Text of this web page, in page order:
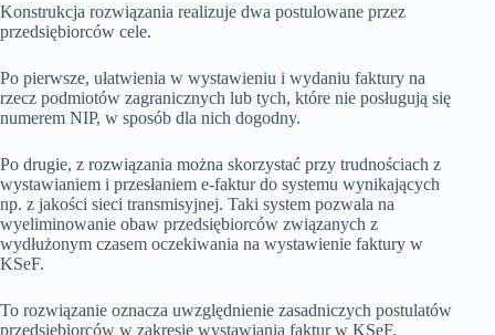
Konstrukcja rozwiązania realizuje dwa postulowane przez
przedsiębiorców cele.
Po pierwsze, ułatwienia w wystawieniu i wydaniu faktury na
rzecz podmiotów zagranicznych lub tych, które nie posługują się
numerem NIP, w sposób dla nich dogodny.
Po drugie, z rozwiązania można skorzystać przy trudnościach z
wystawianiem i przesłaniem e-faktur do systemu wynikających
np. z jakości sieci transmisyjnej. Taki system pozwala na
wyeliminowanie obaw przedsiębiorców związanych z
wydłużonym czasem oczekiwania na wystawienie faktury w
KSeF.
To rozwiązanie oznacza uwzględnienie zasadniczych postulatów
przedsiębiorców w zakresie wystawiania faktur w KSeF.